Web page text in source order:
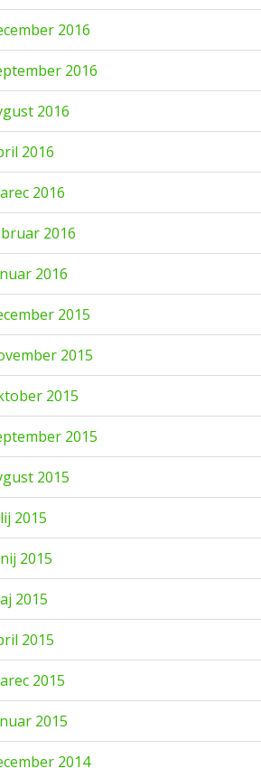
2016
2016
2016
2016
2016
2016
2016
2015
2015
2015
2015
2015
2015
2015
2015
2015
2015
2015
2014